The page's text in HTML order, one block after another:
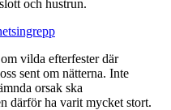
och hustrun.
vilda efterfester där
sent om nätterna. Inte
orsak ska
därför ha varit mycket stort.